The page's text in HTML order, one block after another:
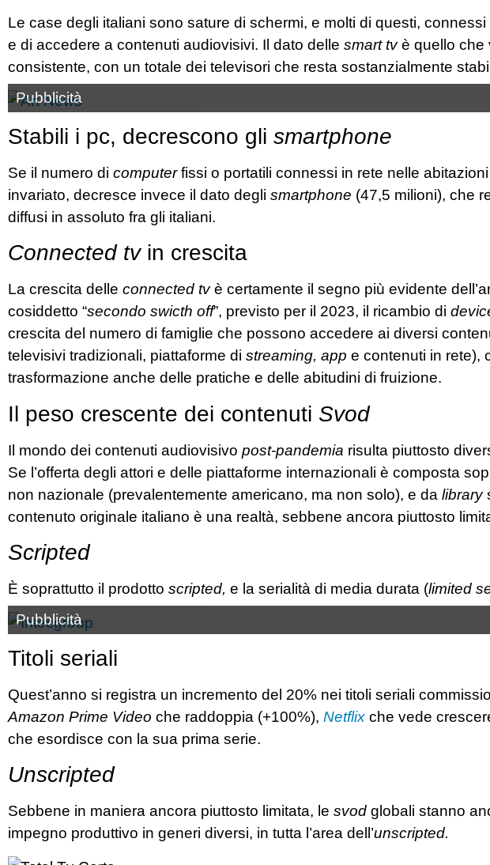
Le case degli italiani sono sature di schermi, e molti di questi,
e di accedere a contenuti audiovisivi. Il dato delle smart tvè quello che
consistente, con un totale dei televisori che resta sostanzialmente
Pubblicità
Stabili i pc, decrescono gli smartphone
Se il numero di computerfissi o portatili connessi in rete nelle
invariato, decresce invece il dato degli smartphone (47,5 milioni), che
diffusi in assoluto fra gli italiani.
Connected tvin crescita
La crescita delle connected tvè certamente il segno più evidente
cosiddetto “secondo swicth off”, previsto per il 2023, il ricambio di
crescita del numero di famiglie che possono accedere ai diversi
televisivi tradizionali, piattaforme di streaming, app e contenuti in rete),
trasformazione anche delle pratiche e delle abitudini di fruizione.
Il peso crescente dei contenuti Svod
Il mondo dei contenuti audiovisivo post-pandemia risulta piuttosto
Se l’offerta degli attori e delle piattaforme internazionali è composta
non nazionale (prevalentemente americano, ma non solo), e da library
contenuto originale italiano è una realtà, sebbene ancora piuttosto
Scripted
È soprattutto il prodotto scripted, e la serialità di media durata (limited
Pubblicità
Titoli seriali
Quest’anno si registra un incremento del 20% nei titoli seriali
Amazon Prime Video che raddoppia (+100%), Netflix che vede
che esordisce con la sua prima serie.
Unscripted
Sebbene in maniera ancora piuttosto limitata, le svod globali stanno
impegno produttivo in generi diversi, in tutta l’area dell’unscripted.